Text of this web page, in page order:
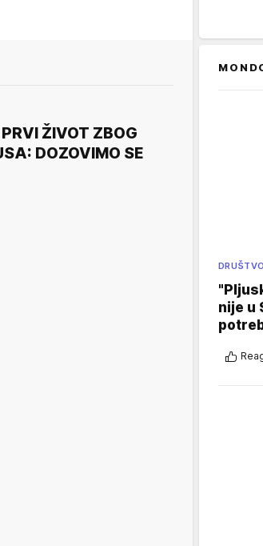
ŽIVOT ZBOG
DOZOVIMO SE
DRUŠTVO
nije u